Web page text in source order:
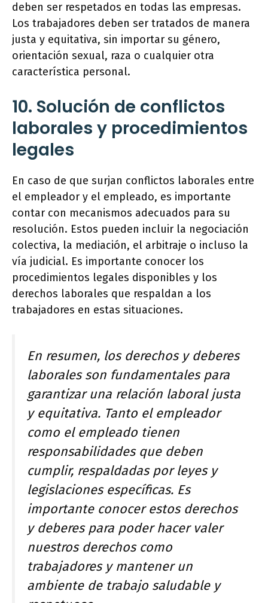
deben ser respetados en todas las empresas.
Los trabajadores deben ser tratados de manera
justa y equitativa, sin importar su género,
orientación sexual, raza o cualquier otra
característica personal.
10. Solución de conflictos
laborales y procedimientos
legales
En caso de que surjan conflictos laborales entre
el empleador y el empleado, es importante
contar con mecanismos adecuados para su
resolución. Estos pueden incluir la negociación
colectiva, la mediación, el arbitraje o incluso la
vía judicial. Es importante conocer los
procedimientos legales disponibles y los
derechos laborales que respaldan a los
trabajadores en estas situaciones.
En resumen, los derechos y deberes
laborales son fundamentales para
garantizar una relación laboral justa
y equitativa. Tanto el empleador
como el empleado tienen
responsabilidades que deben
cumplir, respaldadas por leyes y
legislaciones específicas. Es
importante conocer estos derechos
y deberes para poder hacer valer
nuestros derechos como
trabajadores y mantener un
ambiente de trabajo saludable y